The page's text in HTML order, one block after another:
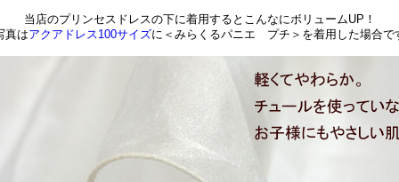
当店のプリンセスドレスの下に着用するとこんなにボリュームUP！
はアクアドレス100サイズに＜みらくるパニエ プチ＞を着用した場合で